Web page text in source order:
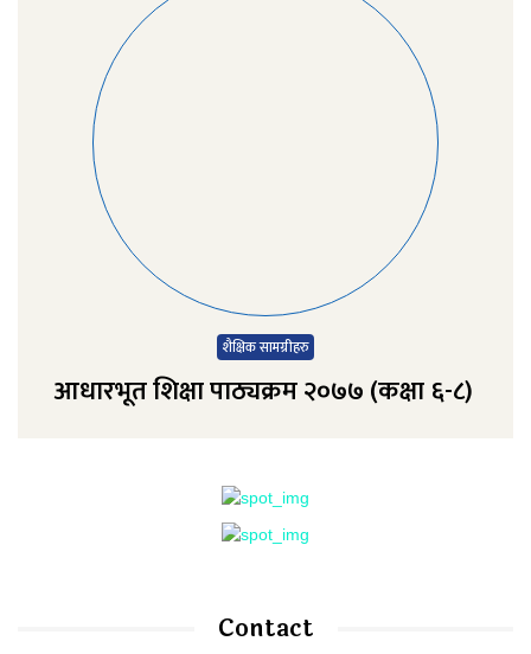
शैक्षिक सामग्रीहरु
आधारभूत शिक्षा पाठ्यक्रम २०७७ (कक्षा ६-८)
Contact